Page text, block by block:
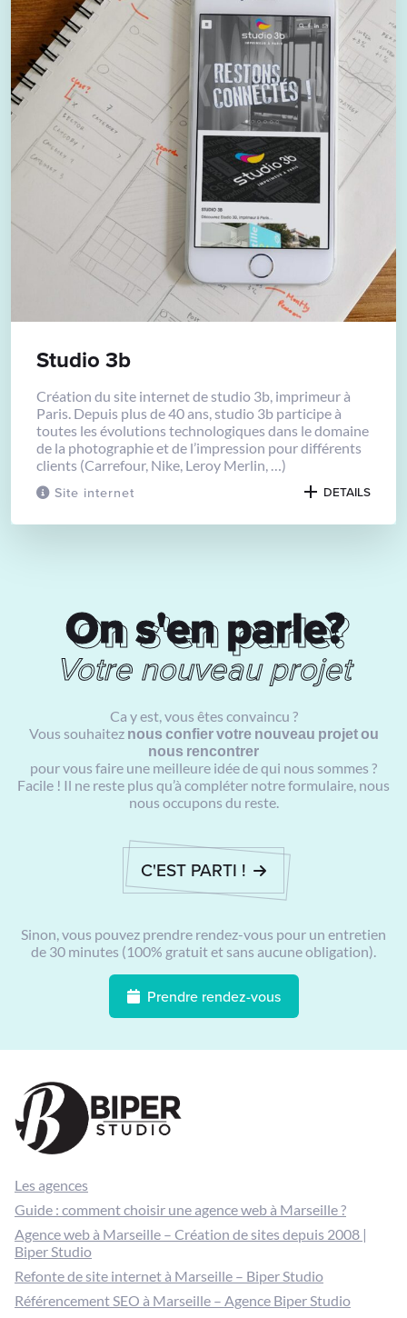
Site internet
Studio 3b
Création du site internet de studio 3b, imprimeur à
Paris. Depuis plus de 40 ans, studio 3b participe à
toutes les évolutions technologiques dans le domaine
de la photographie et de l’impression pour différents
clients (Carrefour, Nike, Leroy Merlin, …)
DETAILS
On s'en parle?
On s'en parle?
Votre nouveau projet
Ca y est, vous êtes convaincu ?
Vous souhaitez nous confier votre nouveau projet ou
nous rencontrer
pour vous faire une meilleure idée de qui nous sommes ?
Facile ! Il ne reste plus qu’à compléter notre formulaire, nous
nous occupons du reste.
C'EST PARTI !
Sinon, vous pouvez prendre rendez-vous pour un entretien
de 30 minutes (100% gratuit et sans aucune obligation).
Prendre rendez-vous
Les agences
Guide : comment choisir une agence web à Marseille ?
Agence web à Marseille – Création de sites depuis 2008 |
Biper Studio
Refonte de site internet à Marseille – Biper Studio
Référencement SEO à Marseille – Agence Biper Studio